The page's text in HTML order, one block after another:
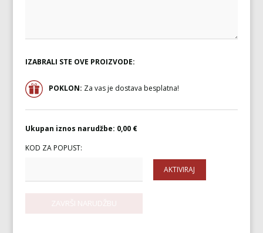
IZABRALI STE OVE PROIZVODE:
POKLON: Za vas je dostava besplatna!
Ukupan iznos narudžbe: 0,00 €
KOD ZA POPUST:
AKTIVIRAJ